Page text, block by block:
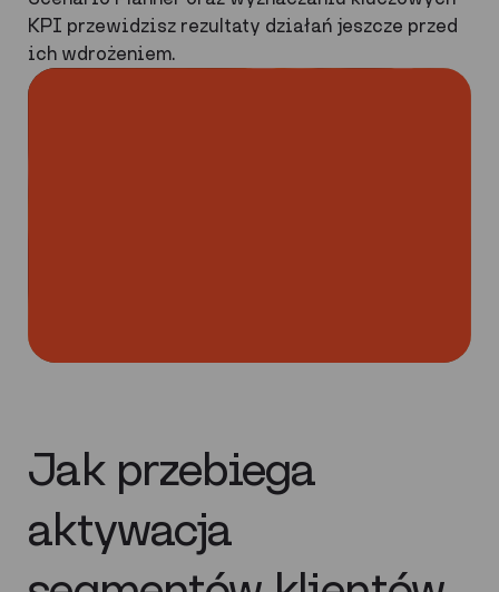
KPI przewidzisz rezultaty działań jeszcze przed
ich wdrożeniem.
Jak przebiega
aktywacja